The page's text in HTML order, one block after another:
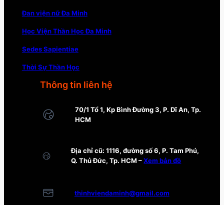
Đan viện nữ Đa Minh
Học Viện Thần Học Đa Minh
Sedes Sapientiae
Thời Sự Thần Học
Thông tin liên hệ
70/1 Tổ 1, Kp Bình Đường 3, P. Dĩ An, Tp.
HCM
Địa chỉ cũ: 1116, đường số 6, P. Tam Phú,
Q. Thủ Đức, Tp. HCM –Xem bản đồ
thinhviendaminh@gmail.com